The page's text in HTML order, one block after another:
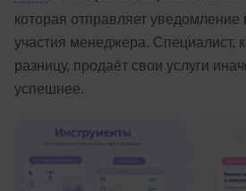
которая отправляет уведомление
участия менеджера. Специалист,
разницу, продаёт свои услуги
успешнее.